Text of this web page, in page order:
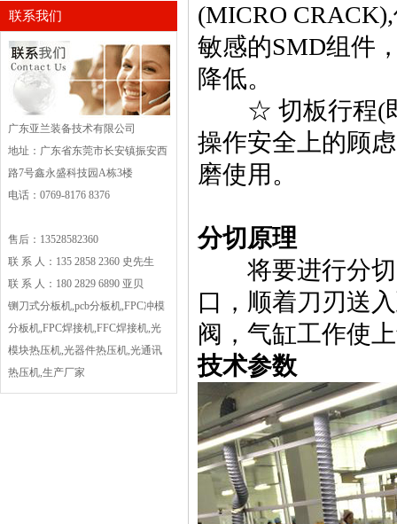
联系我们
广东亚兰装备技术有限公司
地址：广东省东莞市长安镇振安西
路7号鑫永盛科技园A栋3楼
电话：0769-8176 8376
售后：13528582360
联 系 人：135 2858 2360 史先生
联 系 人：180 2829 6890 亚贝
铡刀式分板机,pcb分板机,FPC冲模
分板机,FPC焊接机,FFC焊接机,光
模块热压机,光器件热压机,光通讯
热压机,生产厂家
(MICRO CRACK),
敏感的SMD组件
降低。
☆ 切板行程(
操作安全上的顾
磨使用。
分切原理
将要进行分
口，顺着刀刃送
阀，气缸工作使
技术参数